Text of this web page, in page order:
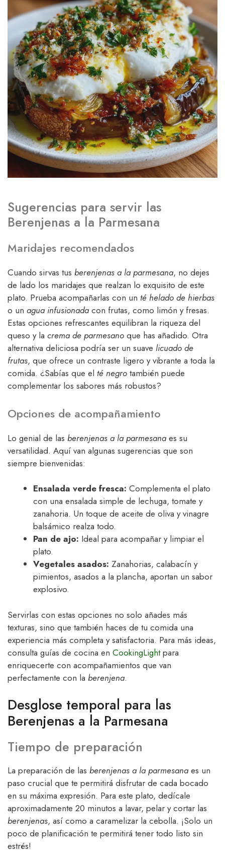
Sugerencias para servir las
Berenjenas a la Parmesana
Maridajes recomendados
Cuando sirvas tus berenjenas a la parmesana, no dejes
de lado los maridajes que realzan lo exquisito de este
plato. Prueba acompañarlas con un té helado de hierbas
o un agua infusionada con frutas, como limón y fresas.
Estas opciones refrescantes equilibran la riqueza del
queso y la crema de parmesano que has añadido. Otra
alternativa deliciosa podría ser un suave licuado de
frutas, que ofrece un contraste ligero y vibrante a toda la
comida. ¿Sabías que el té negro también puede
complementar los sabores más robustos?
Opciones de acompañamiento
Lo genial de las berenjenas a la parmesana es su
versatilidad. Aquí van algunas sugerencias que son
siempre bienvenidas:
Ensalada verde fresca: Complementa el plato
con una ensalada simple de lechuga, tomate y
zanahoria. Un toque de aceite de oliva y vinagre
balsámico realza todo.
Pan de ajo: Ideal para acompañar y limpiar el
plato.
Vegetales asados: Zanahorias, calabacín y
pimientos, asados a la plancha, aportan un sabor
explosivo.
Servirlas con estas opciones no solo añades más
texturas, sino que también haces de tu comida una
experiencia más completa y satisfactoria. Para más ideas,
consulta guías de cocina en CookingLightpara
enriquecerte con acompañamientos que van
perfectamente con la berenjena.
Desglose temporal para las
Berenjenas a la Parmesana
Tiempo de preparación
La preparación de las berenjenas a la parmesana es un
paso crucial que te permitirá disfrutar de cada bocado
en su máxima expresión. Para este plato, dedícale
aproximadamente 20 minutos a lavar, pelar y cortar las
berenjenas, así como a caramelizar la cebolla. ¡Solo un
poco de planificación te permitirá tener todo listo sin
estrés!